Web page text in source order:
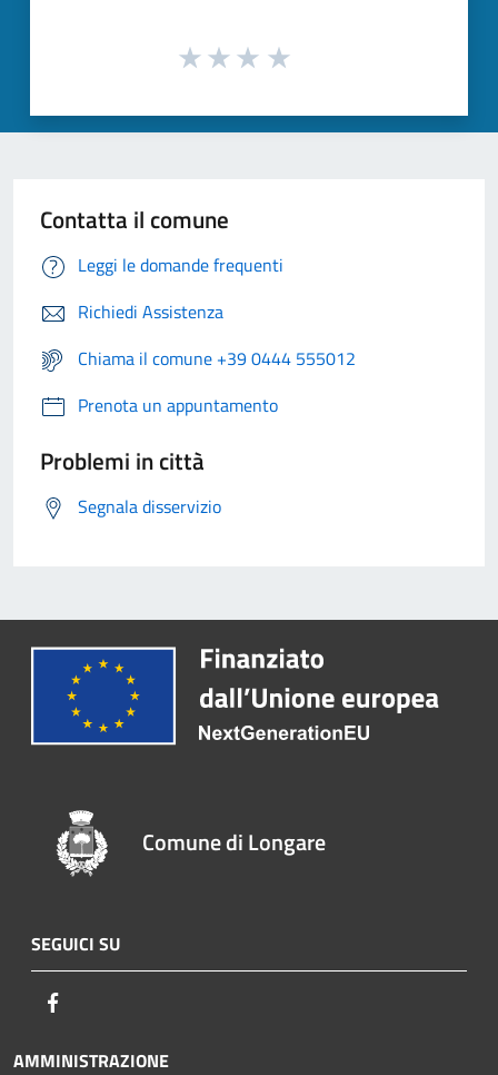
Contatta il comune
Leggi le domande frequenti
Richiedi Assistenza
Chiama il comune +39 0444 555012
Prenota un appuntamento
Problemi in città
Segnala disservizio
Comune di Longare
SEGUICI SU
AMMINISTRAZIONE